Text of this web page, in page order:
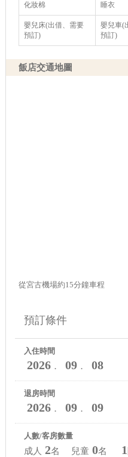
化妝棉 睡衣
嬰兒床(出借、需要
預訂)
嬰兒車(
預訂)
飯店交通地圖
從宮古機場約15分鐘車程
預訂條件
入住時間
2026． 09． 08
退房時間
2026． 09． 09
人數/客房數量
成人 2名 兒童 0名 1